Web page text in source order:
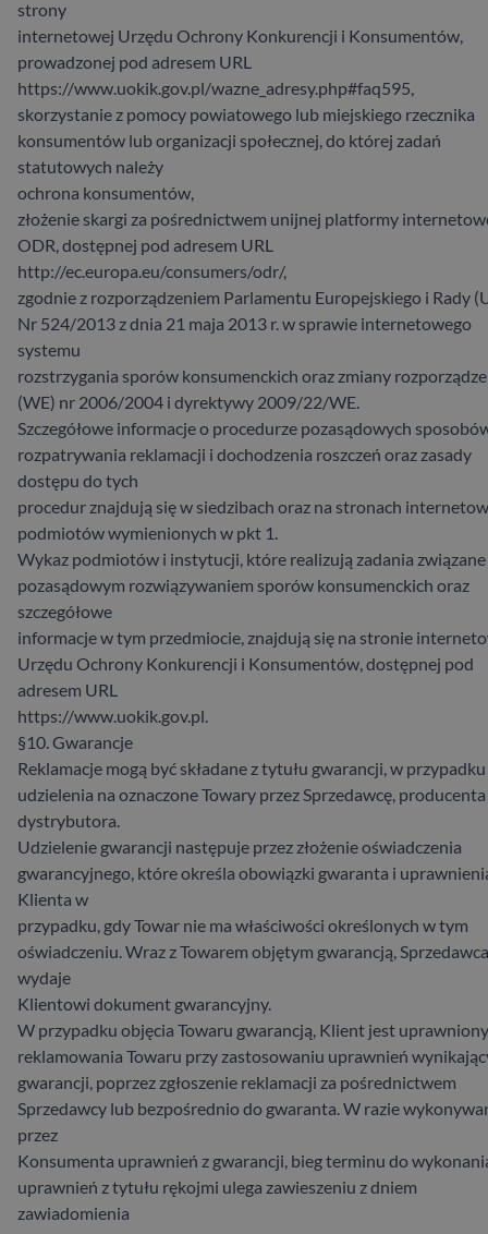
strony
internetowej Urzędu Ochrony Konkurencji i Konsumentów,
prowadzonej pod adresem URL
https://www.uokik.gov.pl/wazne_adresy.php#faq595,
skorzystanie z pomocy powiatowego lub miejskiego rzecznika
konsumentów lub organizacji społecznej, do której zadań
statutowych należy
ochrona konsumentów,
złożenie skargi za pośrednictwem unijnej platformy
ODR, dostępnej pod adresem URL
http://ec.europa.eu/consumers/odr/,
zgodnie z rozporządzeniem Parlamentu Europejskiego i Rady
Nr 524/2013 z dnia 21 maja 2013 r. w sprawie internetowego
systemu
rozstrzygania sporów konsumenckich oraz zmiany
(WE) nr 2006/2004 i dyrektywy 2009/22/WE.
Szczegółowe informacje o procedurze pozasądowych
rozpatrywania reklamacji i dochodzenia roszczeń oraz zasady
dostępu do tych
procedur znajdują się w siedzibach oraz na stronach
podmiotów wymienionych w pkt 1.
Wykaz podmiotów i instytucji, które realizują zadania związane
pozasądowym rozwiązywaniem sporów konsumenckich oraz
szczegółowe
informacje w tym przedmiocie, znajdują się na stronie
Urzędu Ochrony Konkurencji i Konsumentów, dostępnej pod
adresem URL
https://www.uokik.gov.pl.
§10. Gwarancje
Reklamacje mogą być składane z tytułu gwarancji, w
udzielenia na oznaczone Towary przez Sprzedawcę,
dystrybutora.
Udzielenie gwarancji następuje przez złożenie oświadczenia
gwarancyjnego, które określa obowiązki gwaranta i
Klienta w
przypadku, gdy Towar nie ma właściwości określonych w tym
oświadczeniu. Wraz z Towarem objętym gwarancją, Sprzedawca
wydaje
Klientowi dokument gwarancyjny.
W przypadku objęcia Towaru gwarancją, Klient jest
reklamowania Towaru przy zastosowaniu uprawnień
gwarancji, poprzez zgłoszenie reklamacji za pośrednictwem
Sprzedawcy lub bezpośrednio do gwaranta. W razie
przez
Konsumenta uprawnień z gwarancji, bieg terminu do
uprawnień z tytułu rękojmi ulega zawieszeniu z dniem
zawiadomienia